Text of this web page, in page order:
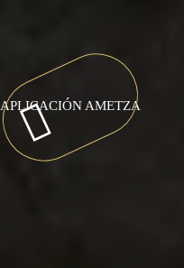
APLICACIÓN AMETZA